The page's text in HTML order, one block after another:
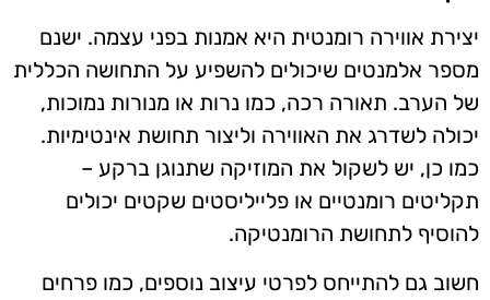
יצירת אווירה רומנטית היא אמנות בפני עצמה. ישנם
מספר אלמנטים שיכולים להשפיע על התחושה הכללית
של הערב. תאורה רכה, כמו נרות או מנורות נמוכות,
יכולה לשדרג את האווירה וליצור תחושת אינטימיות.
כמו כן, יש לשקול את המוזיקה שתנוגן ברקע –
תקליטים רומנטיים או פלייליסטים שקטים יכולים
להוסיף לתחושת הרומנטיקה.
חשוב גם להתייחס לפרטי עיצוב נוספים, כמו פרחים